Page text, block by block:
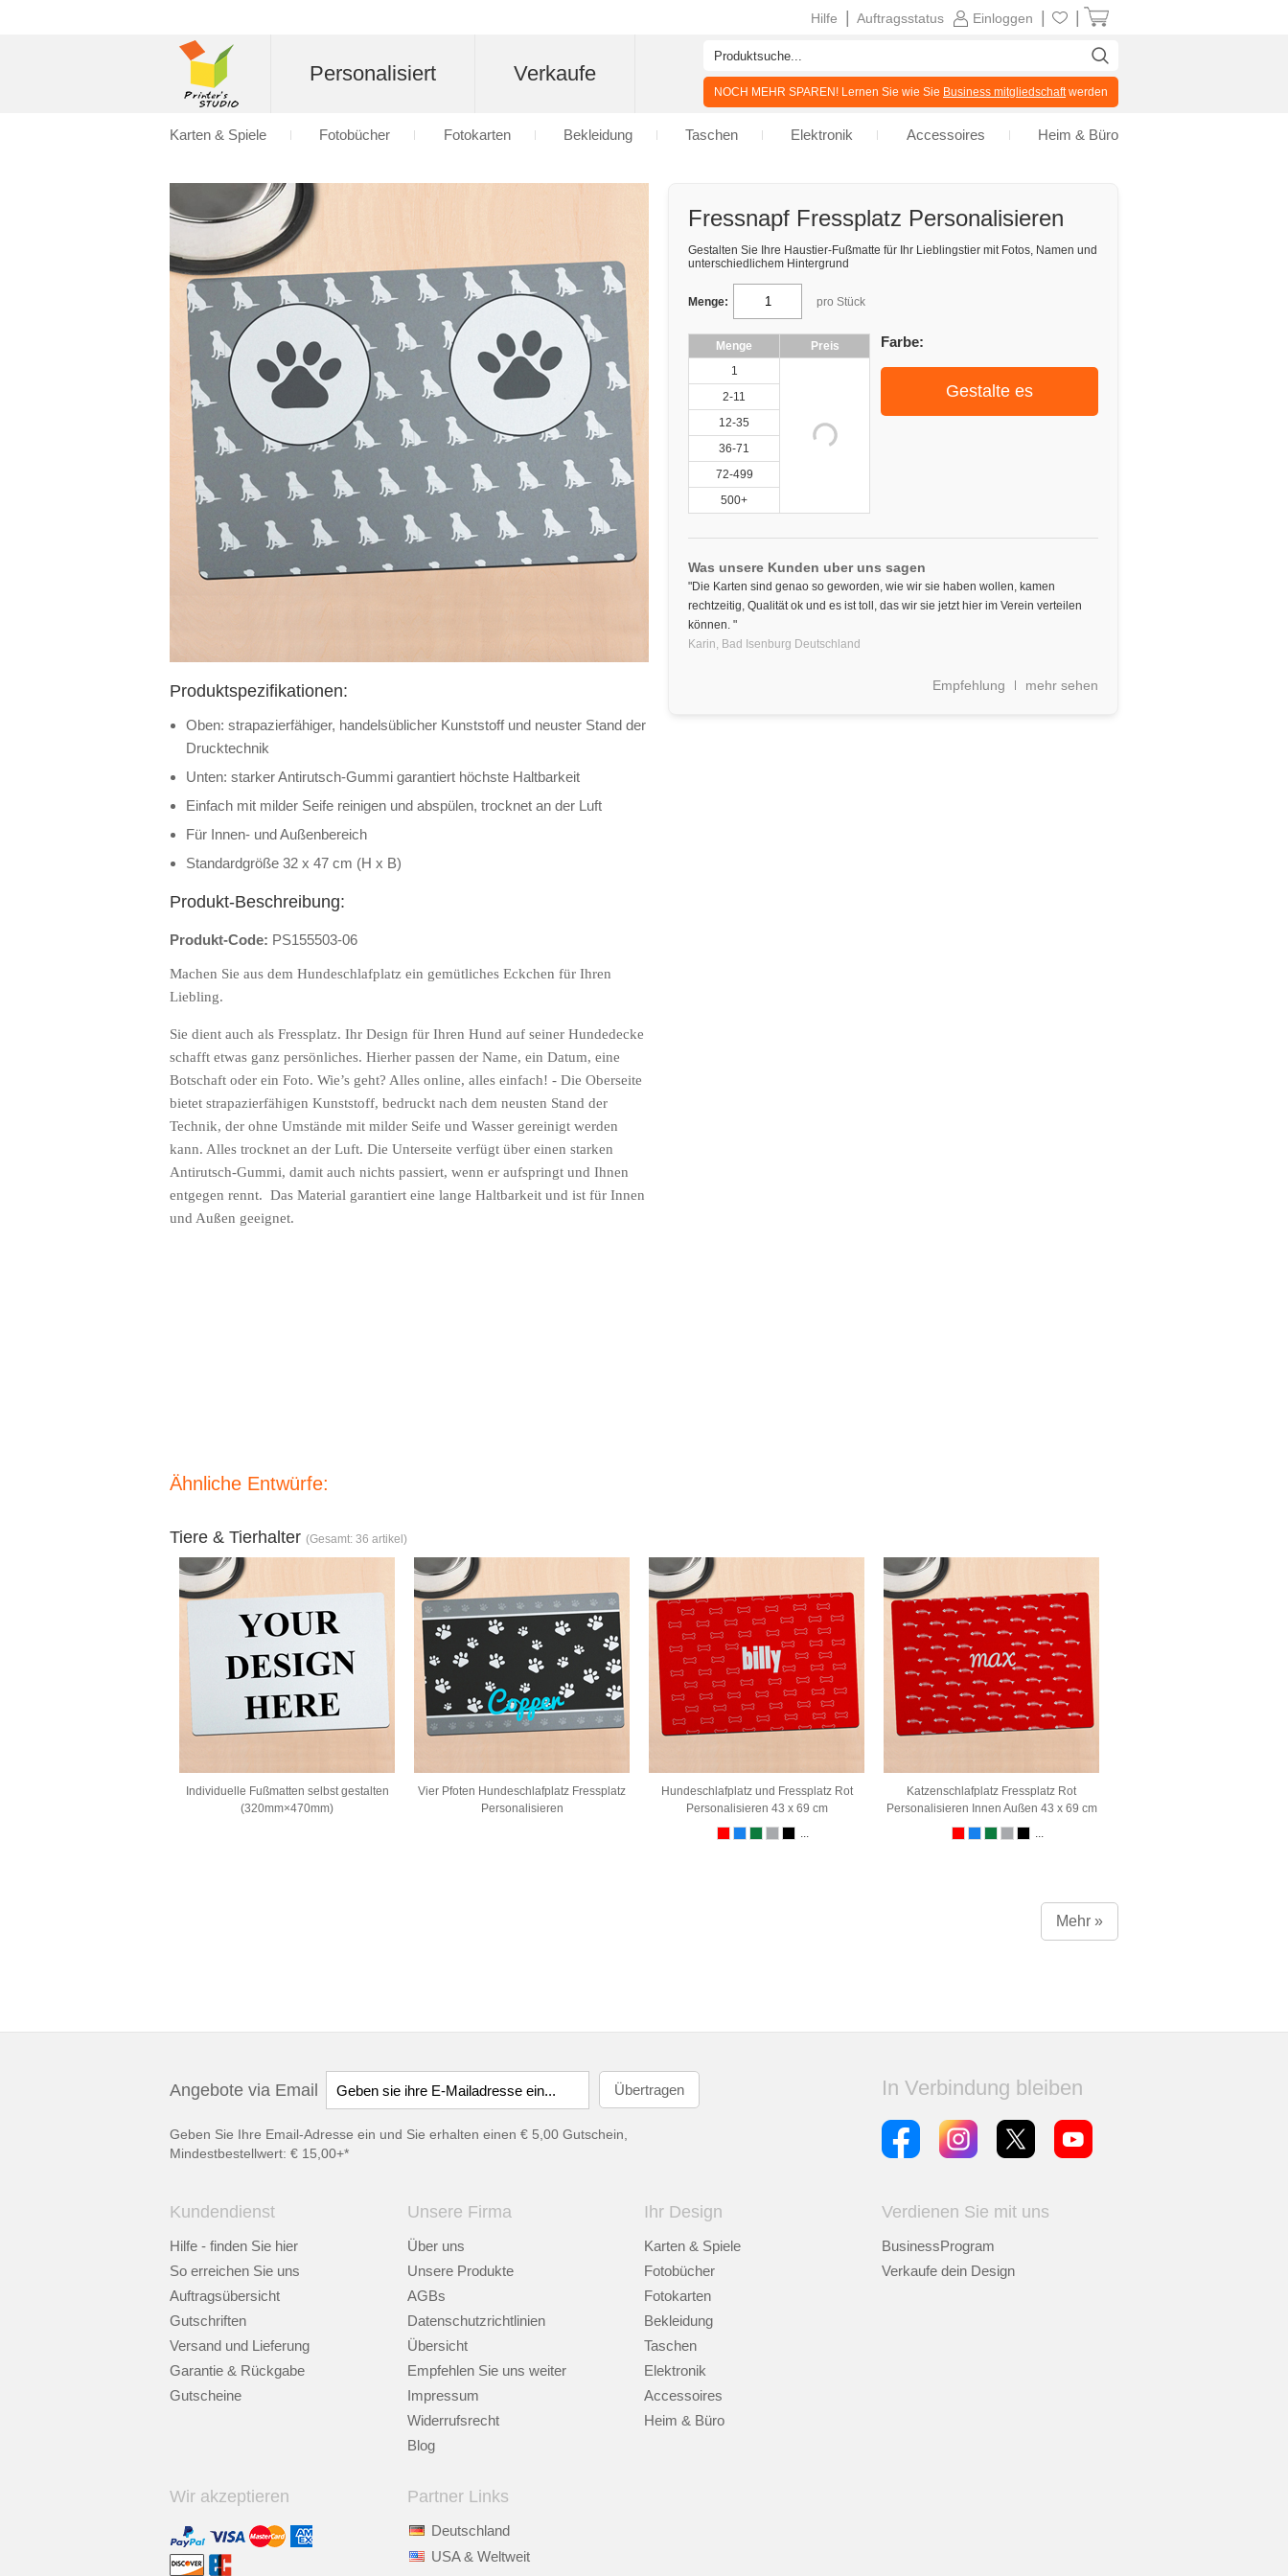
Fressnapf Fressplatz Personalisieren
Gestalten Sie Ihre Haustier-Fußmatte für Ihr Lieblingstier mit Fotos, Namen und
unterschiedlichem Hintergrund
Menge: pro Stück
Menge
Preis
1
2-11
12-35
36-71
72-499
500+
Farbe:
Gestalte es
Was unsere Kunden uber uns sagen
"Die Karten sind genao so geworden, wie wir sie haben wollen, kamen
rechtzeitig, Qualität ok und es ist toll, das wir sie jetzt hier im Verein verteilen
können. "
Karin, Bad Isenburg Deutschland
Empfehlung mehr sehen
Produktspezifikationen:
Oben: strapazierfähiger, handelsüblicher Kunststoff und neuster Stand der
Drucktechnik
Unten: starker Antirutsch-Gummi garantiert höchste Haltbarkeit
Einfach mit milder Seife reinigen und abspülen, trocknet an der Luft
Für Innen- und Außenbereich
Standardgröße 32 x 47 cm (H x B)
Produkt-Beschreibung:
Produkt-Code: PS155503-06
Machen Sie aus dem Hundeschlafplatz ein gemütliches Eckchen für Ihren
Liebling.
Sie dient auch als Fressplatz. Ihr Design für Ihren Hund auf seiner Hundedecke
schafft etwas ganz persönliches. Hierher passen der Name, ein Datum, eine
Botschaft oder ein Foto. Wie’s geht? Alles online, alles einfach! - Die Oberseite
bietet strapazierfähigen Kunststoff, bedruckt nach dem neusten Stand der
Technik, der ohne Umstände mit milder Seife und Wasser gereinigt werden
kann. Alles trocknet an der Luft. Die Unterseite verfügt über einen starken
Antirutsch-Gummi, damit auch nichts passiert, wenn er aufspringt und Ihnen
entgegen rennt. Das Material garantiert eine lange Haltbarkeit und ist für Innen
und Außen geeignet.
Ähnliche Entwürfe:
Tiere & Tierhalter (Gesamt: 36 artikel)
Individuelle Fußmatten selbst gestalten
(320mm×470mm)
Vier Pfoten Hundeschlafplatz Fressplatz
Personalisieren
Hundeschlafplatz und Fressplatz Rot
Personalisieren 43 x 69 cm
...
Katzenschlafplatz Fressplatz Rot
Personalisieren Innen Außen 43 x 69 cm
...
Mehr »
Angebote via Email
Geben Sie Ihre Email-Adresse ein und Sie erhalten einen € 5,00 Gutschein,
Mindestbestellwert: € 15,00+*
In Verbindung bleiben
Kundendienst
Hilfe - finden Sie hier
So erreichen Sie uns
Auftragsübersicht
Gutschriften
Versand und Lieferung
Garantie & Rückgabe
Gutscheine
Unsere Firma
Über uns
Unsere Produkte
AGBs
Datenschutzrichtlinien
Übersicht
Empfehlen Sie uns weiter
Impressum
Widerrufsrecht
Blog
Ihr Design
Karten & Spiele
Fotobücher
Fotokarten
Bekleidung
Taschen
Elektronik
Accessoires
Heim & Büro
Verdienen Sie mit uns
BusinessProgram
Verkaufe dein Design
Wir akzeptieren Partner Links
Deutschland
USA & Weltweit
Einloggen
Auftragsstatus
Hilfe
Personalisiert Verkaufe
NOCH MEHR SPAREN! Lernen Sie wie Sie Business mitgliedschaftwerden
Karten & Spiele Fotobücher Fotokarten Bekleidung Taschen Elektronik Accessoires Heim & Büro